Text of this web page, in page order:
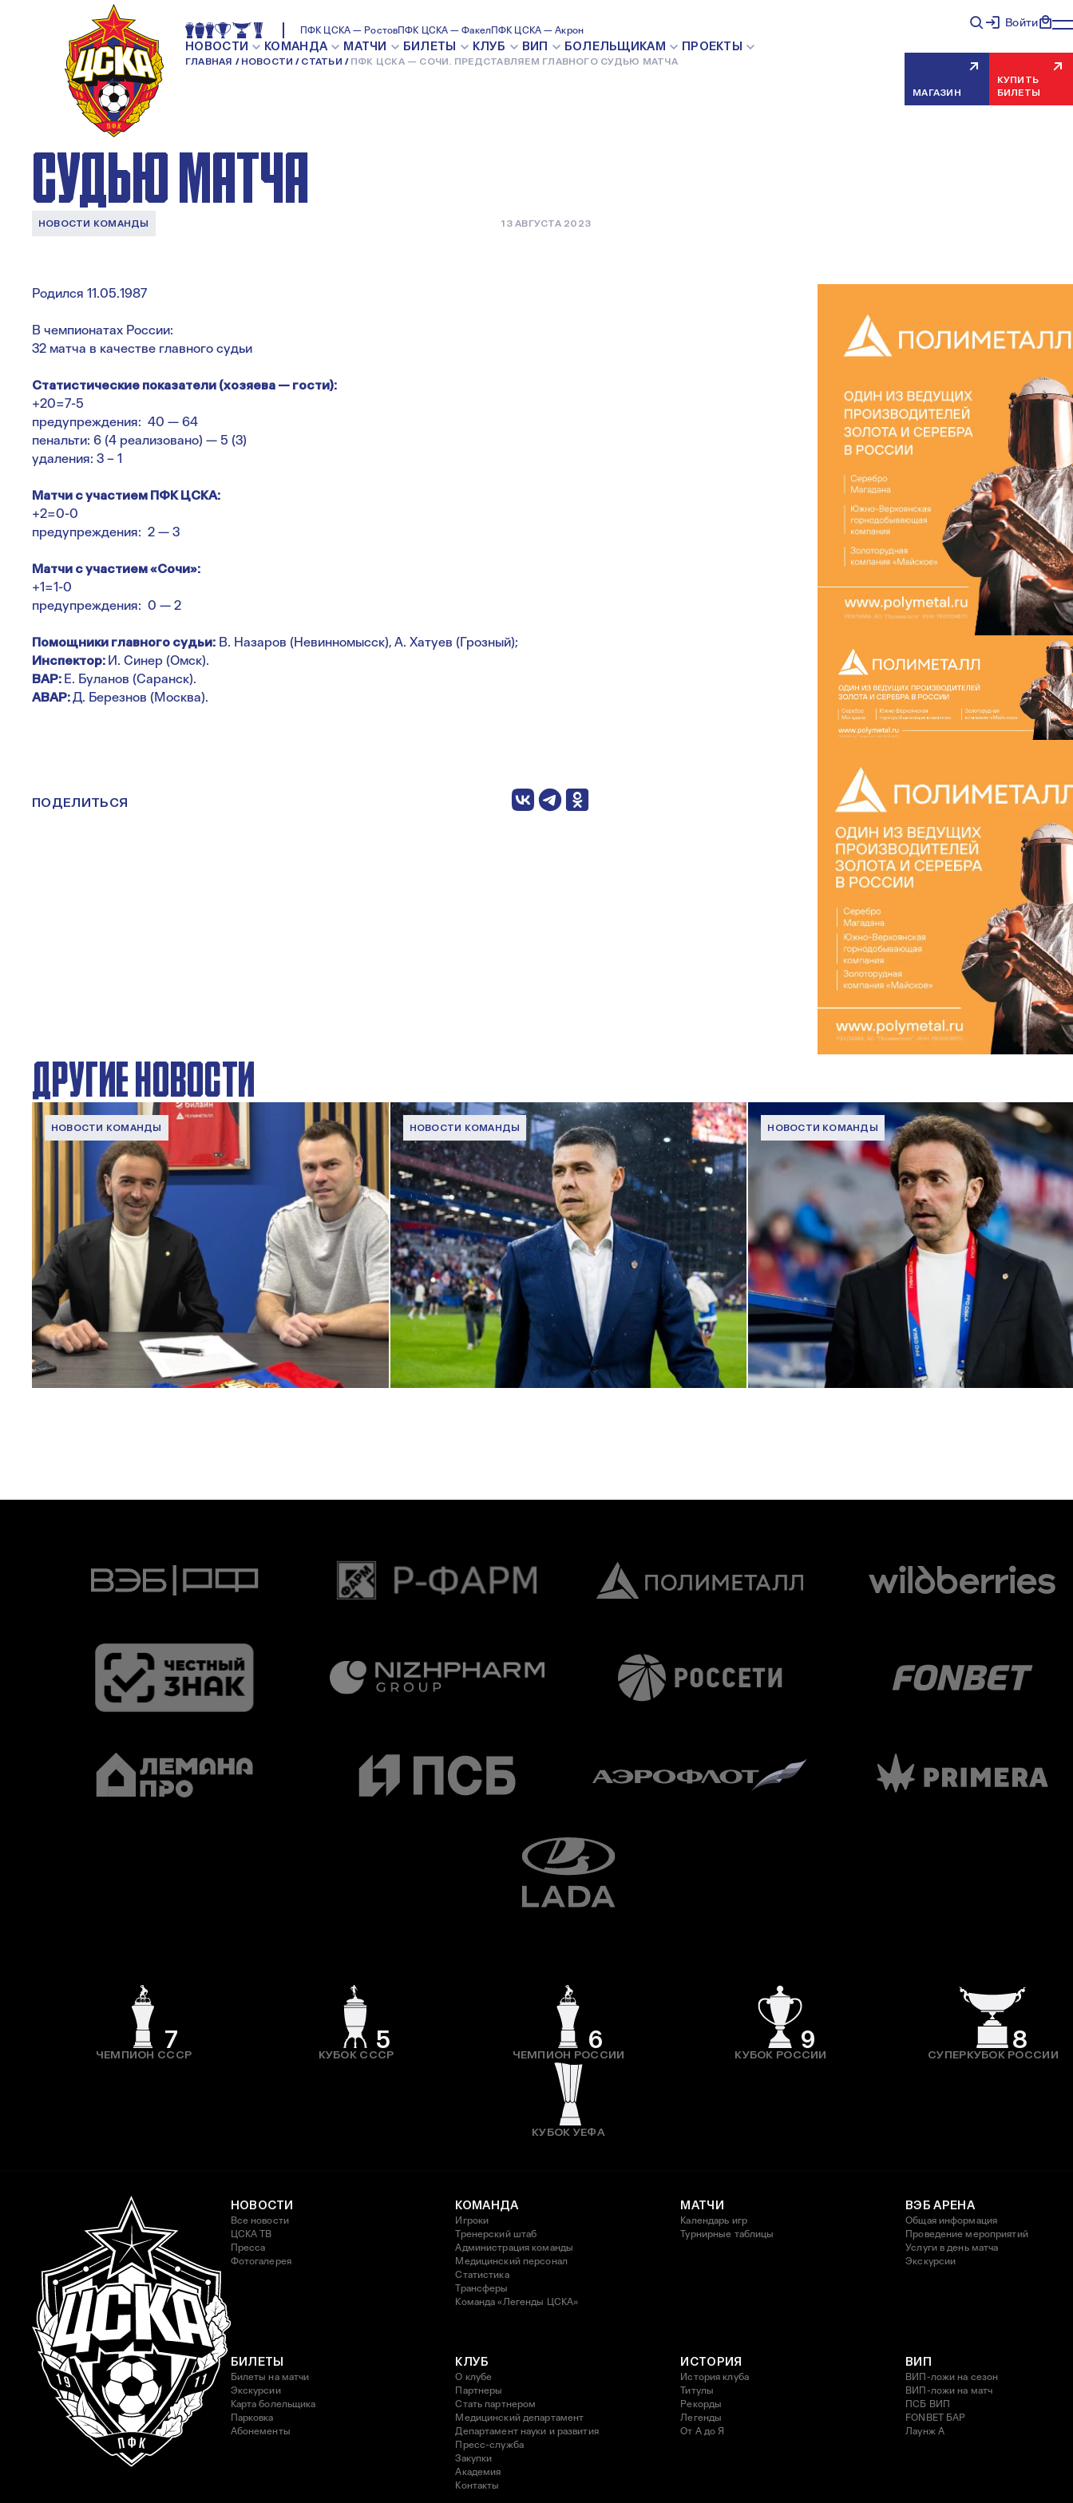
ПФК ЦСКА — РостовПФК ЦСКА — ФакелПФК ЦСКА — Акрон
НОВОСТИ КОМАНДА МАТЧИ БИЛЕТЫ КЛУБ ВИП БОЛЕЛЬЩИКАМ ПРОЕКТЫ
ГЛАВНАЯ НОВОСТИ СТАТЬИ ПФК ЦСКА — СОЧИ. ПРЕДСТАВЛЯЕМ ГЛАВНОГО СУДЬЮ МАТЧА
Войти
МАГАЗИН
КУПИТЬ
БИЛЕТЫ
ПФК ЦСКА — СОЧИ.
ПРЕДСТАВЛЯЕМ ГЛАВНОГО
СУДЬЮ МАТЧА
НОВОСТИ КОМАНДЫ 13 АВГУСТА 2023
Родился 11.05.1987
В чемпионатах России:
32 матча в качестве главного судьи
Статистические показатели (хозяева — гости):
+20=7-5
предупреждения: 40 — 64
пенальти: 6 (4 реализовано) — 5 (3)
удаления: 3 – 1
Матчи с участием ПФК ЦСКА:
+2=0-0
предупреждения: 2 — 3
Матчи с участием «Сочи»:
+1=1-0
предупреждения: 0 — 2
Помощники главного судьи: В. Назаров (Невинномысск), А. Хатуев (Грозный);
Инспектор: И. Синер (Омск).
ВАР: Е. Буланов (Саранск).
АВАР:Д. Березнов (Москва).
ПОДЕЛИТЬСЯ
ДРУГИЕ НОВОСТИ
НОВОСТИ КОМАНДЫ
Капитан – с нами!
2 ИЮНЯ 2026 12:55
НОВОСТИ КОМАНДЫ
Дмитрий Игдисамов о формировании тренерского штаба
1 ИЮНЯ 2026 16:57
НОВОСТИ КОМАНДЫ
Комментарий генерального директора ПФК ЦСКА Романа
Бабаева
1 ИЮНЯ 2026 16:45
7
ЧЕМПИОН СССР
5
КУБОК СССР
6
ЧЕМПИОН РОССИИ
9
КУБОК РОССИИ
8
СУПЕРКУБОК РОССИИ
КУБОК УЕФА
НОВОСТИ
Все новости
ЦСКА ТВ
Пресса
Фотогалерея
КОМАНДА
Игроки
Тренерский штаб
Администрация команды
Медицинский персонал
Статистика
Трансферы
Команда «Легенды ЦСКА»
МАТЧИ
Календарь игр
Турнирные таблицы
ВЭБ АРЕНА
Общая информация
Проведение мероприятий
Услуги в день матча
Экскурсии
БИЛЕТЫ
Билеты на матчи
Экскурсии
Карта болельщика
Парковка
Абонементы
КЛУБ
О клубе
Партнеры
Стать партнером
Медицинский департамент
Департамент науки и развития
Пресс-служба
Закупки
Академия
Контакты
ИСТОРИЯ
История клуба
Титулы
Рекорды
Легенды
От А до Я
ВИП
ВИП-ложи на сезон
ВИП-ложи на матч
ПСБ ВИП
FONBET БАР
Лаунж A